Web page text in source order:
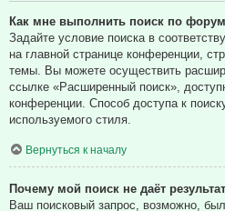
Как мне выполнить поиск по
Задайте условие поиска в
на главной странице конференции,
темы. Вы можете осуществить
ссылке «Расширенный поиск»,
конференции. Способ доступа к
используемого стиля.
Вернуться к началу
Почему мой поиск не даёт
Ваш поисковый запрос, возможно,